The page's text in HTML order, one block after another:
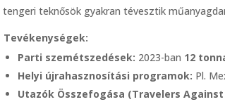
tengeri teknősök gyakran tévesztik
Tevékenységek:
Parti szemétszedések: 2023-ban 12
Helyi újrahasznosítási programok: Pl.
Utazók Összefogása (Travelers